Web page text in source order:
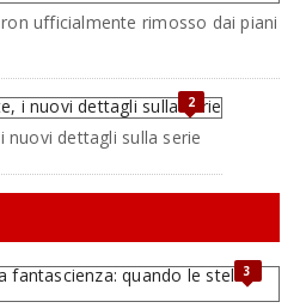
ufficialmente rimosso dai piani
2
nuovi dettagli sulla serie
3